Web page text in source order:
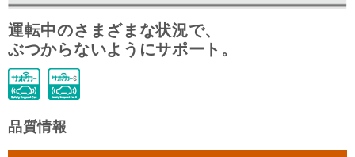
運転中のさまざまな状況で、
ぶつからないようにサポート。
品質情報